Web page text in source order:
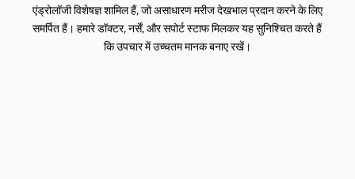
एंड्रोलॉजी विशेषज्ञ शामिल हैं, जो असाधारण मरीज देखभाल प्रदान करने के लिए
समर्पित हैं। हमारे डॉक्टर, नर्सें, और सपोर्ट स्टाफ मिलकर यह सुनिश्चित करते हैं
कि उपचार में उच्चतम मानक बनाए रखें।